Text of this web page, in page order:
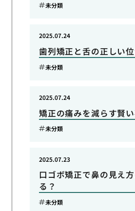
未分類
歯列矯正と舌の正しい
2025.07.24
未分類
矯正の痛みを減らす賢
2025.07.24
未分類
口ゴボ矯正で鼻の見え
る？
2025.07.23
未分類